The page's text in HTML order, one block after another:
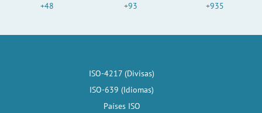
+48
+93
+935
ISO-4217 (Divisas)
ISO-639 (Idiomas)
Países ISO